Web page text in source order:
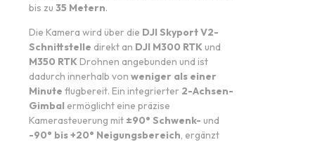
bis zu 35 Metern.
Die Kamera wird über die DJI Skyport V2-
Schnittstelle direkt an DJI M300 RTKund
M350 RTKDrohnen angebunden und ist
dadurch innerhalb von weniger als einer
Minute flugbereit. Ein integrierter 2-Achsen-
Gimbal ermöglicht eine präzise
Kamerasteuerung mit ±90° Schwenk- und
-90° bis +20° Neigungsbereich, ergänzt